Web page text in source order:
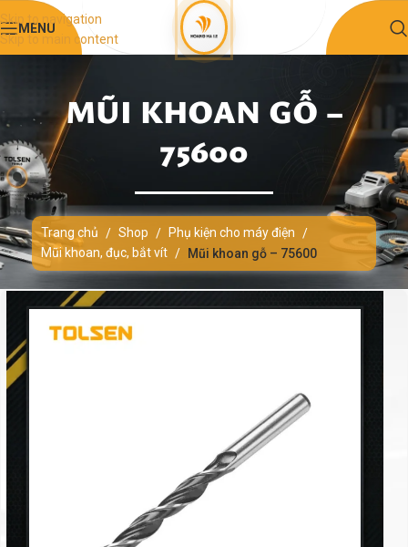
Skip to navigation
Skip to main content
MENU
MŨI KHOAN GỖ –
75600
Trang chủ / Shop / Phụ kiện cho máy điện /
Mũi khoan, đục, bắt vít / Mũi khoan gỗ – 75600